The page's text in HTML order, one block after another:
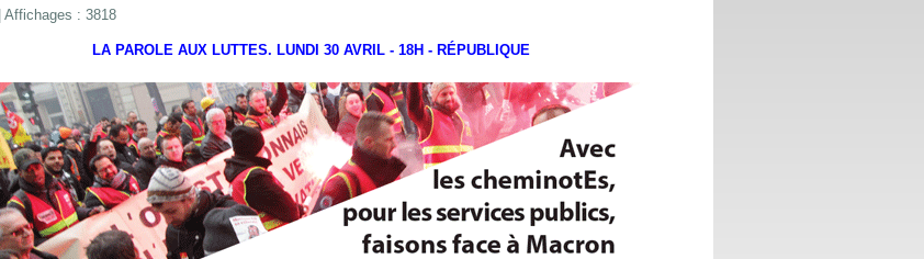
| Affichages : 3818
LA PAROLE AUX LUTTES. LUNDI 30 AVRIL - 18H - RÉPUBLIQUE